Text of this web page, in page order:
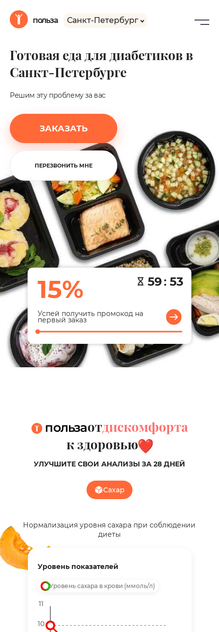
польза Санкт-Петербург
Готовая еда для диабетиков в
Санкт-Петербурге
Решим эту проблему за вас
ЗАКАЗАТЬ
ПЕРЕЗВОНИТЬ МНЕ
15% 59: 52
Успей получить промокод на
первый заказ
отдискомфорта
к здоровью
УЛУЧШИТЕ СВОИ АНАЛИЗЫ ЗА 28 ДНЕЙ
Сахар
Нормализация уровня сахара при соблюдении
диеты
Уровень показателей
Уровень сахара в крови (ммоль/л)
10
11